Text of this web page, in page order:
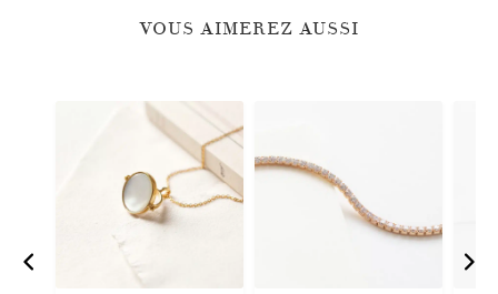
VOUS AIMEREZ AUSSI